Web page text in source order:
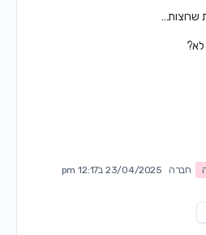
שרוצות…
חברה 23/04/2025 ב12:17 pm